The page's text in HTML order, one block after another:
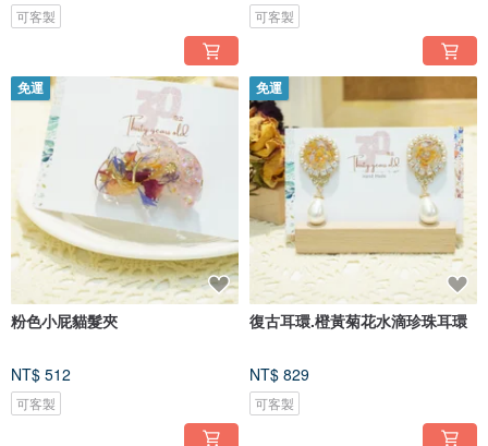
可客製 可客製
免運
粉色小屁貓髮夾
NT$ 512
可客製
免運
復古耳環.橙黃菊花水滴珍珠耳環
NT$ 829
可客製